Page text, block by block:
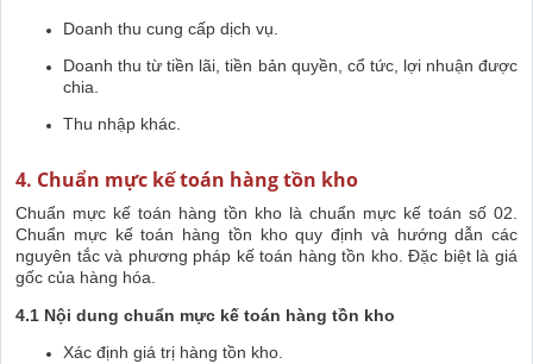
Doanh thu cung cấp dịch vụ.
Doanh thu từ tiền lãi, tiền bản quyền, cổ tức, lợi nhuận được
chia.
Thu nhập khác.
4. Chuẩn mực kế toán hàng tồn kho
Chuẩn mực kế toán hàng tồn kho là chuẩn mực kế toán số 02.
Chuẩn mực kế toán hàng tồn kho quy định và hướng dẫn các
nguyên tắc và phương pháp kế toán hàng tồn kho. Đặc biệt là giá
gốc của hàng hóa.
4.1 Nội dung chuẩn mực kế toán hàng tồn kho
Xác định giá trị hàng tồn kho.